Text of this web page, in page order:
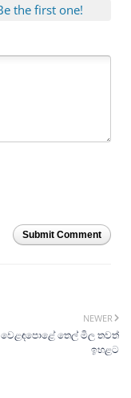
the first one!
Submit Comment
NEWER
තෙල් මිල තවත්
ඉහළට